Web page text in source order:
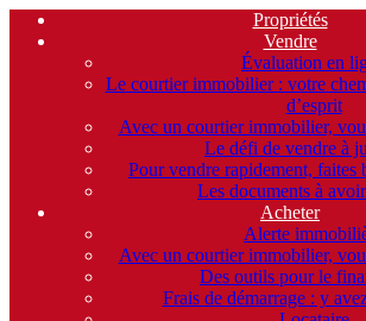
Propriétés
Vendre
Évaluation en
Le courtier immobilier : votre
d’esprit
Avec un courtier immobilier,
Le défi de vendre à
Pour vendre rapidement, faites
Les documents à
Acheter
Alerte
Avec un courtier immobilier,
Des outils pour le
Frais de démarrage : y